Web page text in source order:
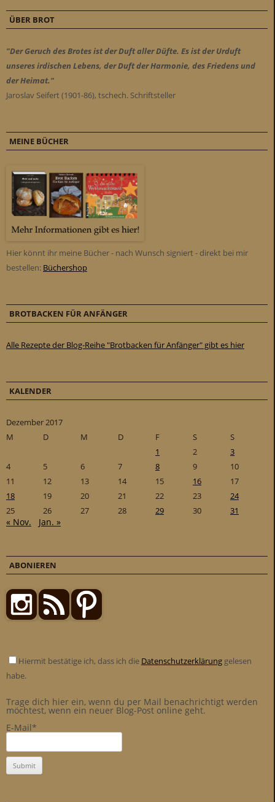
ÜBER BROT
"Der Geruch des Brotes ist der Duft aller Düfte. Es ist der Urduft
unseres irdischen Lebens, der Duft der Harmonie, des Friedens und
der Heimat."
Jaroslav Seifert (1901-86), tschech. Schriftsteller
MEINE BÜCHER
Hier könnt ihr meine Bücher - nach Wunsch signiert - direkt bei mir
bestellen: Büchershop
BROTBACKEN FÜR ANFÄNGER
Alle Rezepte der Blog-Reihe "Brotbacken für Anfänger" gibt es hier
KALENDER
Dezember 2017
M
D M D F S
S
1
2
3
4
5 6 7 8 9
10
11
12 13 14 15 16
17
18
19 20 21 22 23
24
25
26 27 28 29 30 31
« Nov. Jan. »
ABONIEREN
Hiermit bestätige ich, dass ich die Datenschutzerklärung gelesen
habe.
Trage dich hier ein, wenn du per Mail benachrichtigt werden
möchtest, wenn ein neuer Blog-Post online geht.
E-Mail*